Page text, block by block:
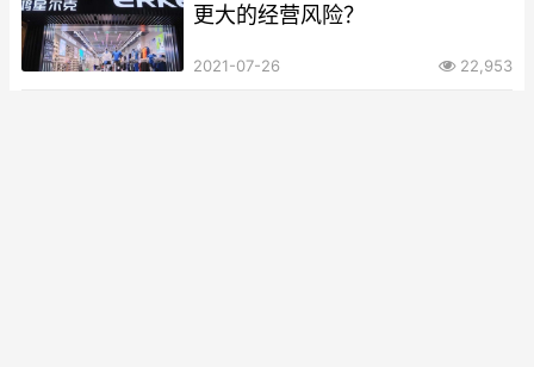
更大的经营风险？
2021-07-26 22,953